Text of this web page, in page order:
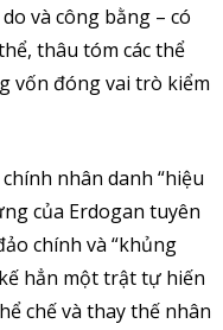
và công bằng – có
thâu tóm các thể
vốn đóng vai trò kiểm
nhân danh “hiệu
của Erdogan tuyên
chính và “khủng
hẳn một trật tự hiến
chế và thay thế nhân